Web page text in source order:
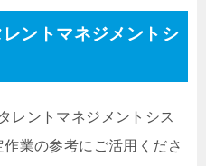
レントマネジメントシ
レントマネジメントシス
業の参考にご活用くださ